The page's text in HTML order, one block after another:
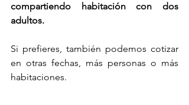
compartiendo habitación con dos
adultos.
Si prefieres, también podemos cotizar
en otras fechas, más personas o más